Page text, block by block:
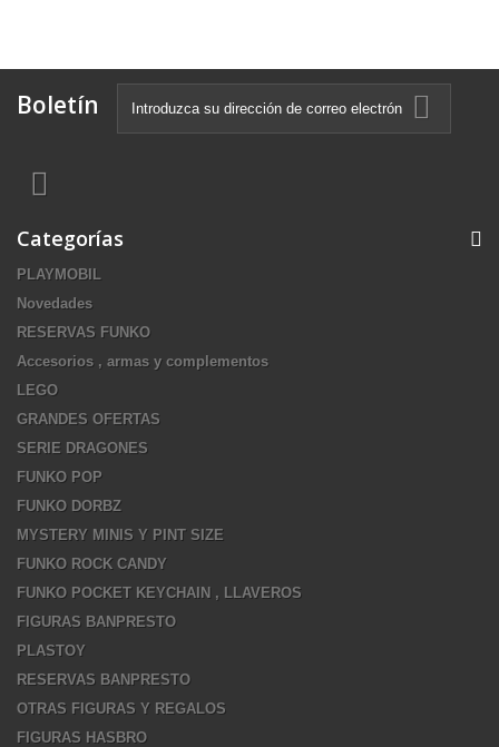
Boletín
Categorías
PLAYMOBIL
Novedades
RESERVAS FUNKO
Accesorios , armas y complementos
LEGO
GRANDES OFERTAS
SERIE DRAGONES
FUNKO POP
FUNKO DORBZ
MYSTERY MINIS Y PINT SIZE
FUNKO ROCK CANDY
FUNKO POCKET KEYCHAIN , LLAVEROS
FIGURAS BANPRESTO
PLASTOY
RESERVAS BANPRESTO
OTRAS FIGURAS Y REGALOS
FIGURAS HASBRO